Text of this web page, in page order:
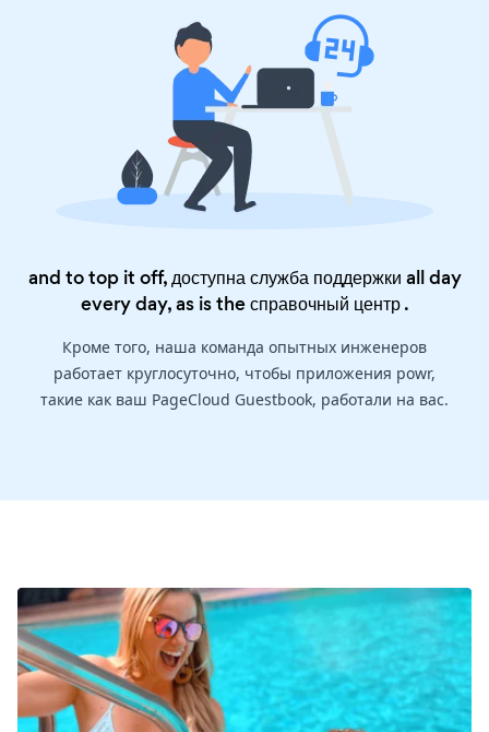
and to top it off, доступна служба поддержки all day
every day, as is theсправочный центр.
Кроме того, наша команда опытных инженеров
работает круглосуточно, чтобы приложения powr,
такие как ваш PageCloud Guestbook, работали на вас.